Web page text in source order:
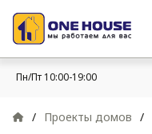
Пн/Пт 10:00-19:00
/ Проекты домов /